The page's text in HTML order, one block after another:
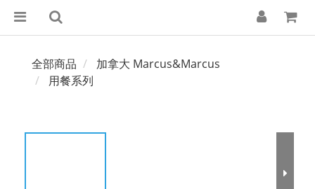
全部商品
加拿大 Marcus&Marcus
用餐系列